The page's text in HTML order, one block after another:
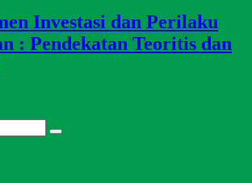
Investasi dan Perilaku
: Pendekatan Teoritis dan